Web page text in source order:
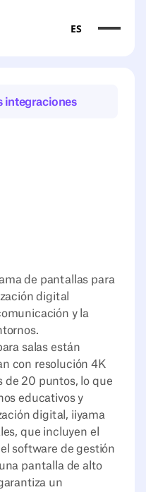
ES
integraciones
de pantallas para
digital
y la
salas están
con resolución 4K
de 20 puntos, lo que
educativos y
digital, iiyama
que incluyen el
software de gestión
pantalla de alto
un